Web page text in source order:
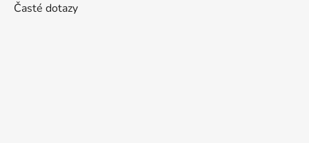
Časté dotazy